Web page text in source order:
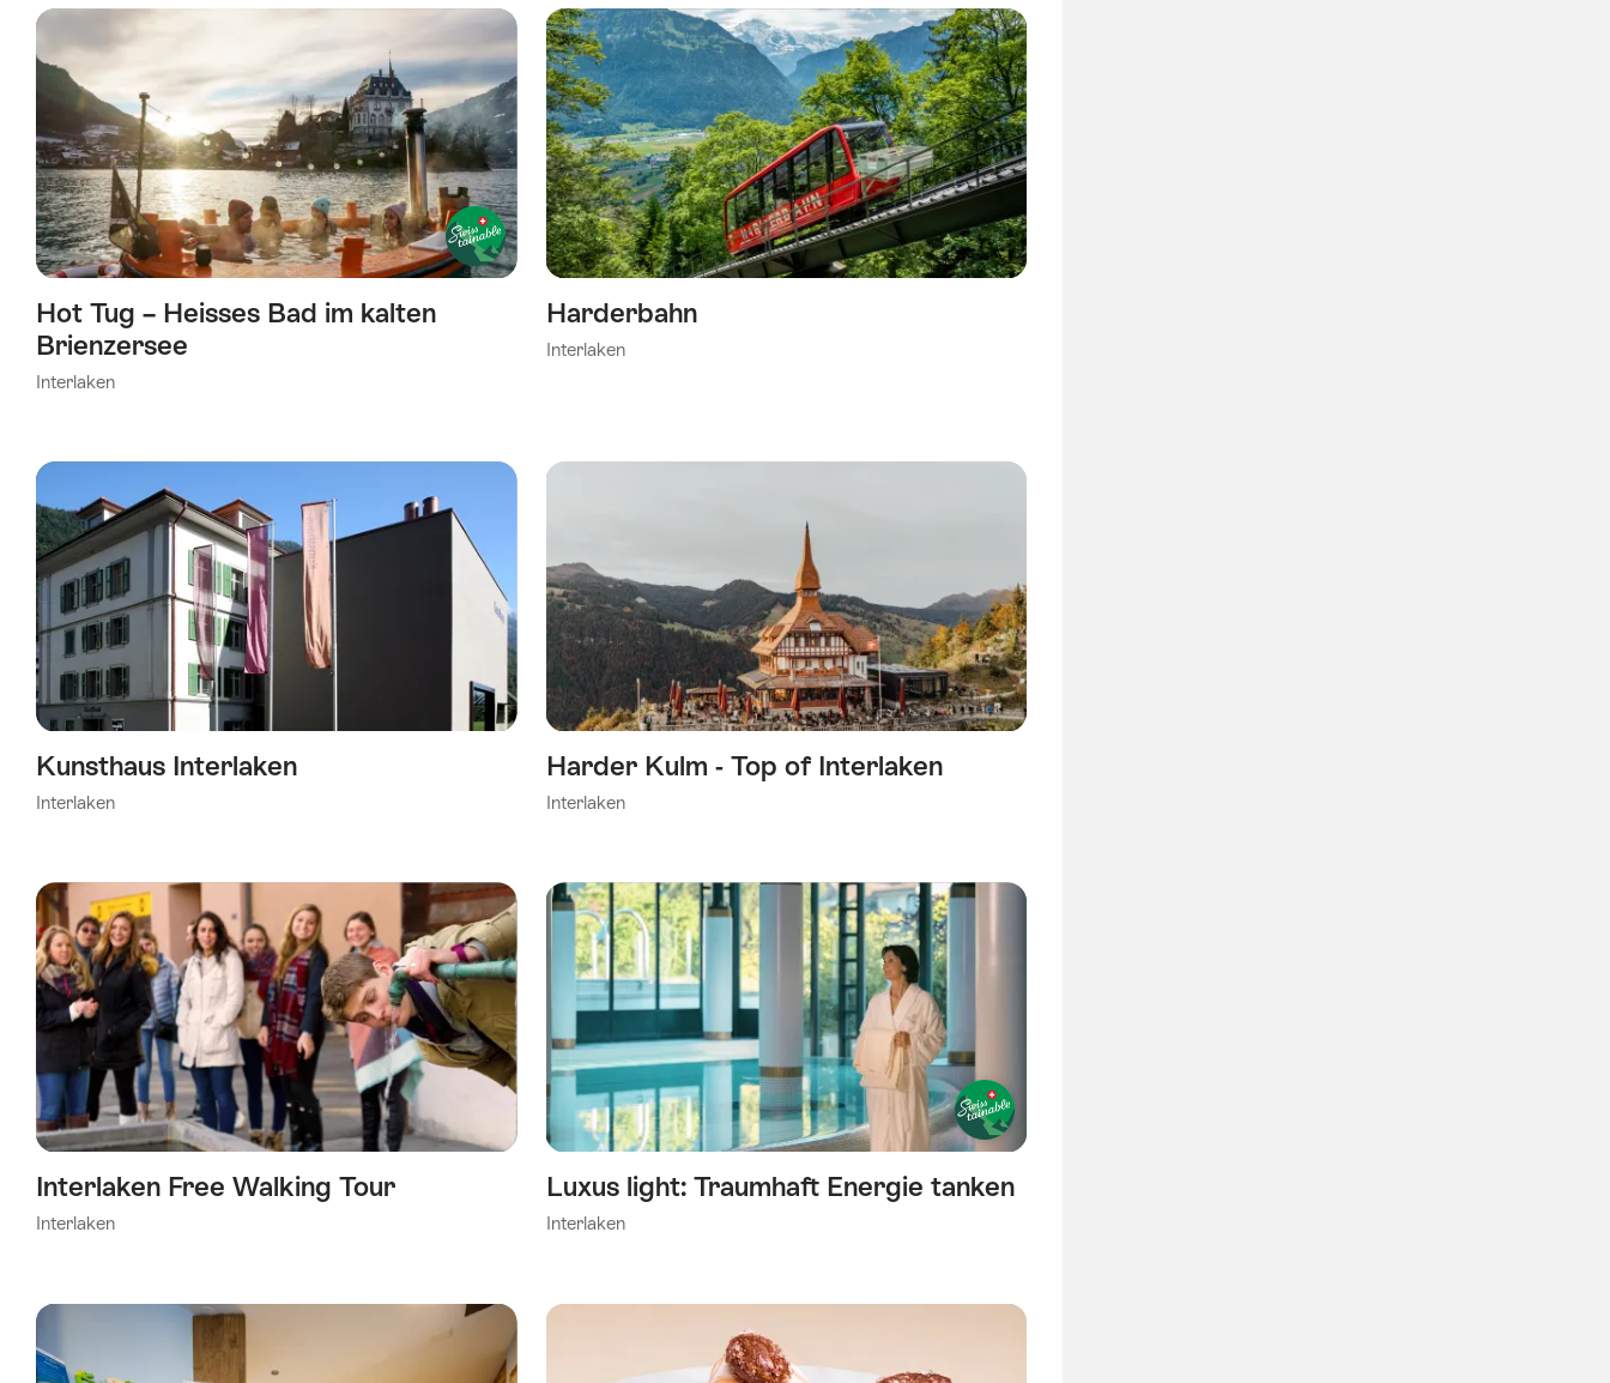
wurde
nach
folgenden
gefiltert
Hot Tug – Heisses Bad im kalten
Brienzersee
Interlaken
Harderbahn
Interlaken
Kunsthaus Interlaken
Interlaken
Harder Kulm - Top of Interlaken
Interlaken
Interlaken Free Walking Tour
Interlaken
Luxus light: Traumhaft Energie tanken
Interlaken